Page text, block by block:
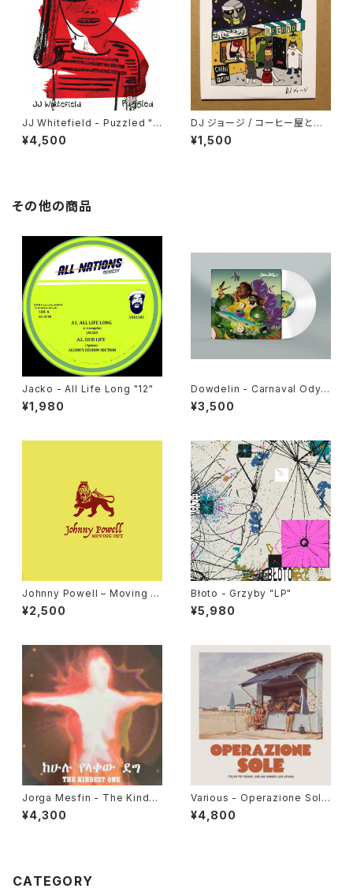
JJ Whitefield - Puzzled "L
P"
¥4,500
DJ ジョージ / コーヒー屋とレ
コード屋がやりたくてCD出しま
した
¥1,500
その他の商品
Jacko - All Life Long "12"
¥1,980
Dowdelin - Carnaval Odys
sey "LP"
¥3,500
Johnny Powell – Moving O
ut / True Love "12"
¥2,500
Błoto - Grzyby "LP"
¥5,980
Jorga Mesfin - The Kindes
t One "LP"
¥4,300
Various - Operazione Sole
(Italian Pop Reggae, Dub A
nd Summer Love Affairs)"L
¥4,800
CATEGORY